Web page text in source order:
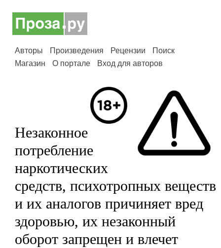
Авторы Произведения Рецензии
Поиск
Магазин
О портале Вход для авторов
Незаконное
потребление
наркотических
средств, психотропных веществ
и их аналогов причиняет вред
здоровью, их незаконный
оборот запрещен и влечет